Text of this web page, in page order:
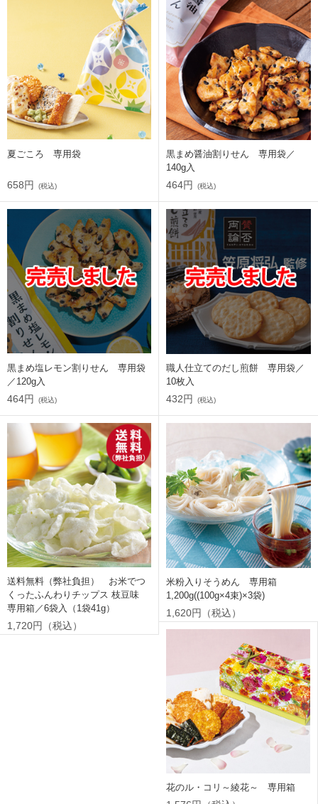
夏ごころ 専用袋
658円 (税込)
黒まめ醤油割りせん 専用袋／
140g入
464円 (税込)
黒まめ塩レモン割りせん 専用袋
／120g入
464円 (税込)
職人仕立てのだし煎餅 専用袋／
10枚入
432円 (税込)
送料無料（弊社負担） お米でつ
くったふんわりチップス 枝豆味
専用箱／6袋入（1袋41g）
1,720円（税込）
米粉入りそうめん 専用箱
1,200g((100g×4束)×3袋)
1,620円（税込）
花のル・コリ～綾花～ 専用箱